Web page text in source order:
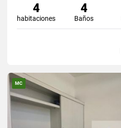
4
habitaciones
4
Baños
MC